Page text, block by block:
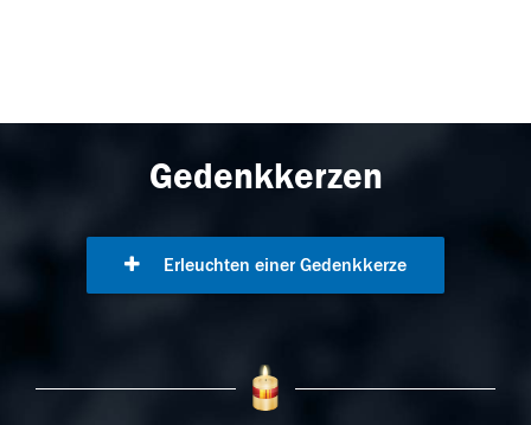
Gedenkkerzen
Erleuchten einer Gedenkkerze